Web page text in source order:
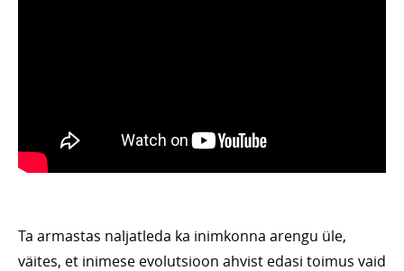
Ta armastas naljatleda ka inimkonna arengu üle,
väites, et inimese evolutsioon ahvist edasi toimus vaid